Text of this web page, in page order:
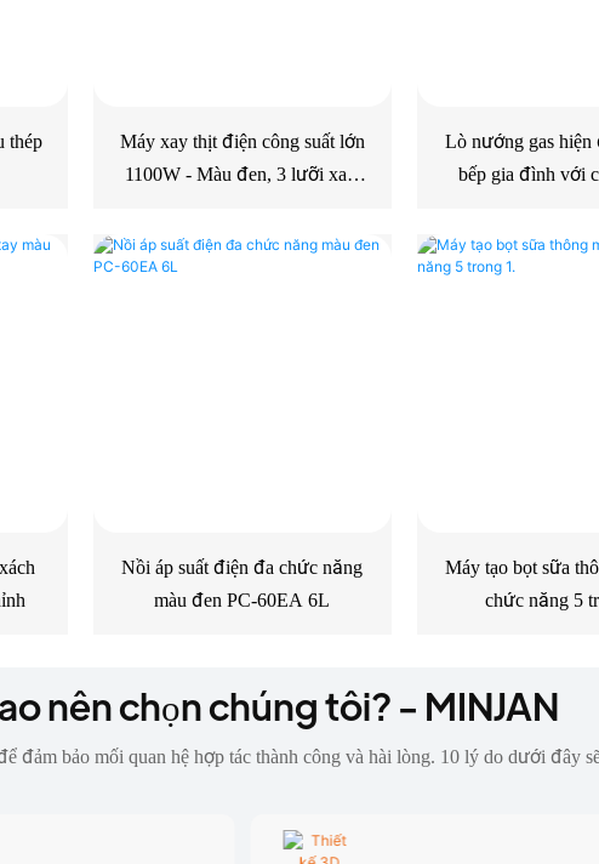
thép
Máy xay thịt điện công suất lớn
1100W - Màu đen, 3 lưỡi xay,
Lò nướng gas hiện
bếp gia đình với
Nồi áp suất điện đa chức năng
màu đen PC-60EA 6L
Máy tạo bọt sữa
chức năng 5
nên chọn chúng tôi? - MINJAN
đảm bảo mối quan hệ hợp tác thành công và hài lòng. 10 lý do dưới đây